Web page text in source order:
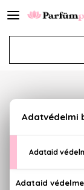
Sajnos